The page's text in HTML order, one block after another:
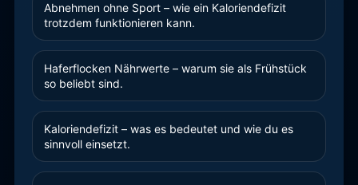
Abnehmen ohne Sport – wie ein Kaloriendefizit
trotzdem funktionieren kann.
Haferflocken Nährwerte – warum sie als Frühstück
so beliebt sind.
Kaloriendefizit – was es bedeutet und wie du es
sinnvoll einsetzt.